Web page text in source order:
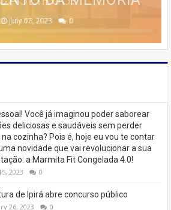
February 23, 2026
August 10, 2025
June 13, 2025 0
July 07, 2023 0
June 07, 2023 0
Você já imaginou poder saborear
deliciosas e saudáveis ​​sem perder
cozinha? Pois é, hoje eu vou te contar
novidade que vai revolucionar a sua
a Marmita Fit Congelada 4.0!
2023 0
de Ipirá abre concurso público
26, 2023 0